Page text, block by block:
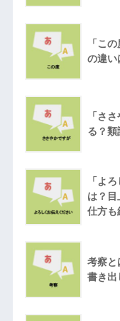
「こ
の違い
「さ
る？
「よ
は？
仕方も
考察と
書き出